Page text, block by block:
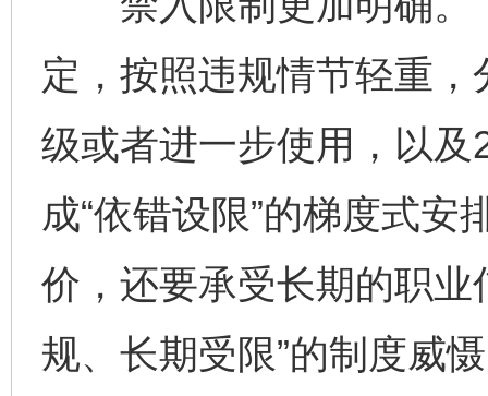
定，按照违规情节轻重
级或者进一步使用，以
成“依错设限”的梯度式
价，还要承受长期的职业
规、长期受限”的制度威